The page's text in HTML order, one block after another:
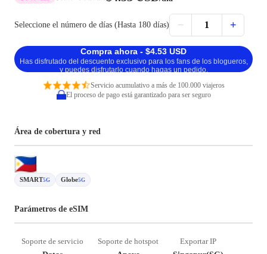
Seleccione el número de días (Hasta 180 días) − 1 +
Compra ahora - $4.53 USD
Has disfrutado del descuento exclusivo para los fans de los blogueros,
y puedes disfrutarlo cuando hagas un pedido.
Servicio acumulativo a más de 100.000 viajeros
El proceso de pago está garantizado para ser seguro
Área de cobertura y red
SMART5G Globe5G
Parámetros de eSIM
Soporte de servicio
Soporte de hotspot
Exportar IP